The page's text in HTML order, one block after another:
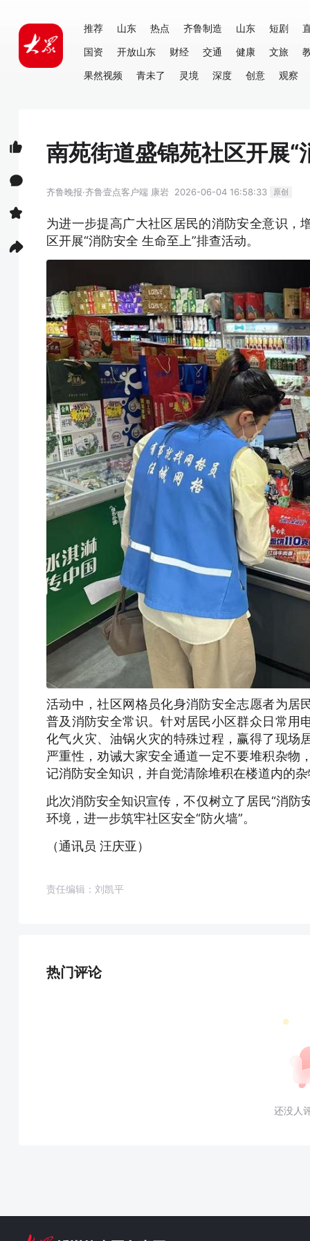
推荐 山东 热点 齐鲁制造 山东 短剧
国资
开放山东 财经 交通 健康 文旅
果然视频
青未了 灵境 深度 创意 观察
南苑街道盛锦苑社区开展“
齐鲁晚报·齐鲁壹点客户端 康岩 2026-06-04 16:58:33 原创
为进一步提高广大社区居民的消防安全意识，
区开展“消防安全 生命至上”排查活动。
活动中，社区网格员化身消防安全志愿者为居
普及消防安全常识。针对居民小区群众日常用
化气火灾、油锅火灾的特殊过程，赢得了现场
严重性，劝诫大家安全通道一定不要堆积杂物
记消防安全知识，并自觉清除堆积在楼道内的
此次消防安全知识宣传，不仅树立了居民“消
环境，进一步筑牢社区安全“防火墙”。
（通讯员 汪庆亚）
责任编辑：刘凯平
热门评论
还没人